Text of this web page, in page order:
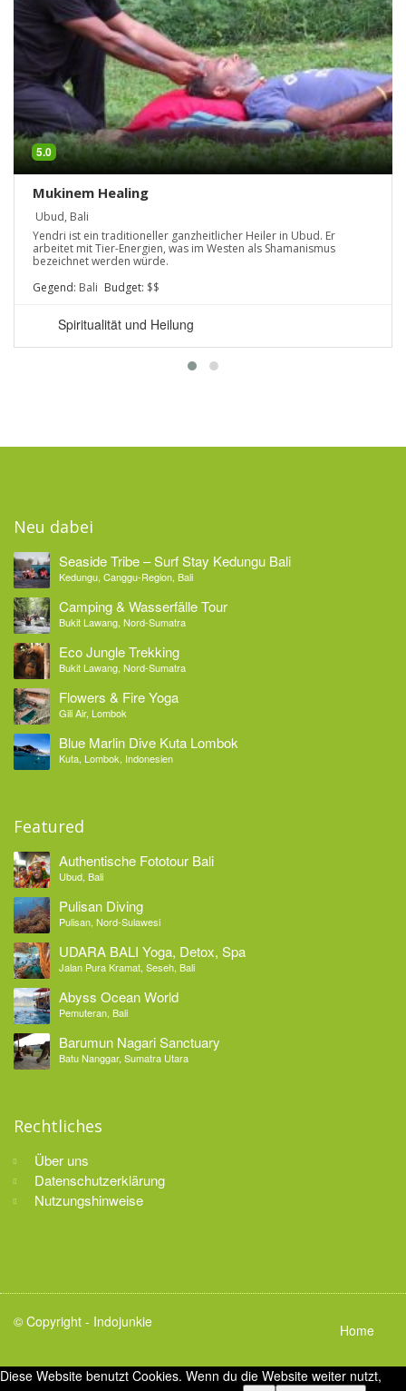
5.0
Mukinem Healing
Ubud, Bali
Yendri ist ein traditioneller ganzheitlicher Heiler in Ubud. Er
arbeitet mit Tier-Energien, was im Westen als Shamanismus
bezeichnet werden würde.
Gegend: Bali Budget: $$
Spiritualität und Heilung
Neu dabei
Seaside Tribe – Surf Stay Kedungu Bali
Kedungu, Canggu-Region, Bali
Camping & Wasserfälle Tour
Bukit Lawang, Nord-Sumatra
Eco Jungle Trekking
Bukit Lawang, Nord-Sumatra
Flowers & Fire Yoga
Gili Air, Lombok
Blue Marlin Dive Kuta Lombok
Kuta, Lombok, Indonesien
Featured
Authentische Fototour Bali
Ubud, Bali
Pulisan Diving
Pulisan, Nord-Sulawesi
UDARA BALI Yoga, Detox, Spa
Jalan Pura Kramat, Seseh, Bali
Abyss Ocean World
Pemuteran, Bali
Barumun Nagari Sanctuary
Batu Nanggar, Sumatra Utara
Rechtliches
Über uns
Datenschutzerklärung
Nutzungshinweise
© Copyright - Indojunkie Home
Diese Website benutzt Cookies. Wenn du die Website weiter nutzt,